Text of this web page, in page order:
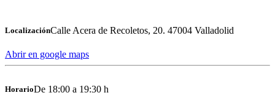
LocalizaciónCalle Acera de Recoletos, 20. 47004 Valladolid
Abrir en google maps
HorarioDe 18:00 a 19:30 h